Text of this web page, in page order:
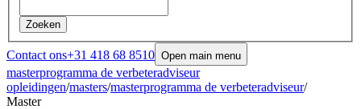
Zoeken
Contact ons+31 418 68 8510 Open main menu
masterprogramma de verbeteradviseur
opleidingen/masters/masterprogramma de verbeteradviseur/
Master